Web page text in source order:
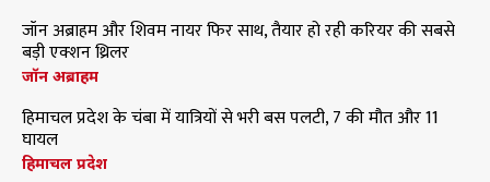
जॉन अब्राहम और शिवम नायर फिर साथ, तैयार हो रही करियर की सबसे
बड़ी एक्शन थ्रिलर
जॉन अब्राहम
हिमाचल प्रदेश के चंबा में यात्रियों से भरी बस पलटी, 7 की मौत और 11
घायल
हिमाचल प्रदेश